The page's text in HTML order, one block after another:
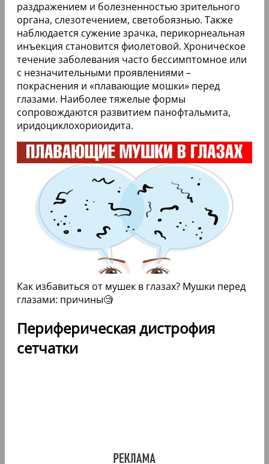
раздражением и болезненностью зрительного
органа, слезотечением, светобоязнью. Также
наблюдается сужение зрачка, перикорнеальная
инъекция становится фиолетовой. Хроническое
течение заболевания часто бессимптомное или
с незначительными проявлениями –
покраснения и «плавающие мошки» перед
глазами. Наиболее тяжелые формы
сопровождаются развитием панофтальмита,
иридоциклохориоидита.
Как избавиться от мушек в глазах? Мушки перед
глазами: причины🧐
Периферическая дистрофия
сетчатки